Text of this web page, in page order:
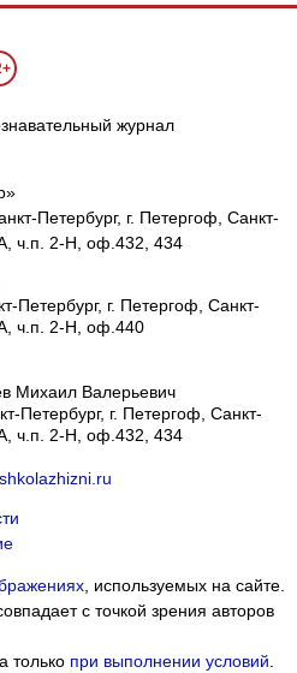
журнал
Петербург, г. Петергоф, Санкт-
ч.п. 2-Н, оф.432, 434
Петербург, г. Петергоф, Санкт-
ч.п. 2-Н, оф.440
Михаил Валерьевич
Петербург, г. Петергоф Санкт-
ч.п. 2-Н, оф.432, 434
, используемых на сайте.
с точкой зрения авторов
только при выполнении условий